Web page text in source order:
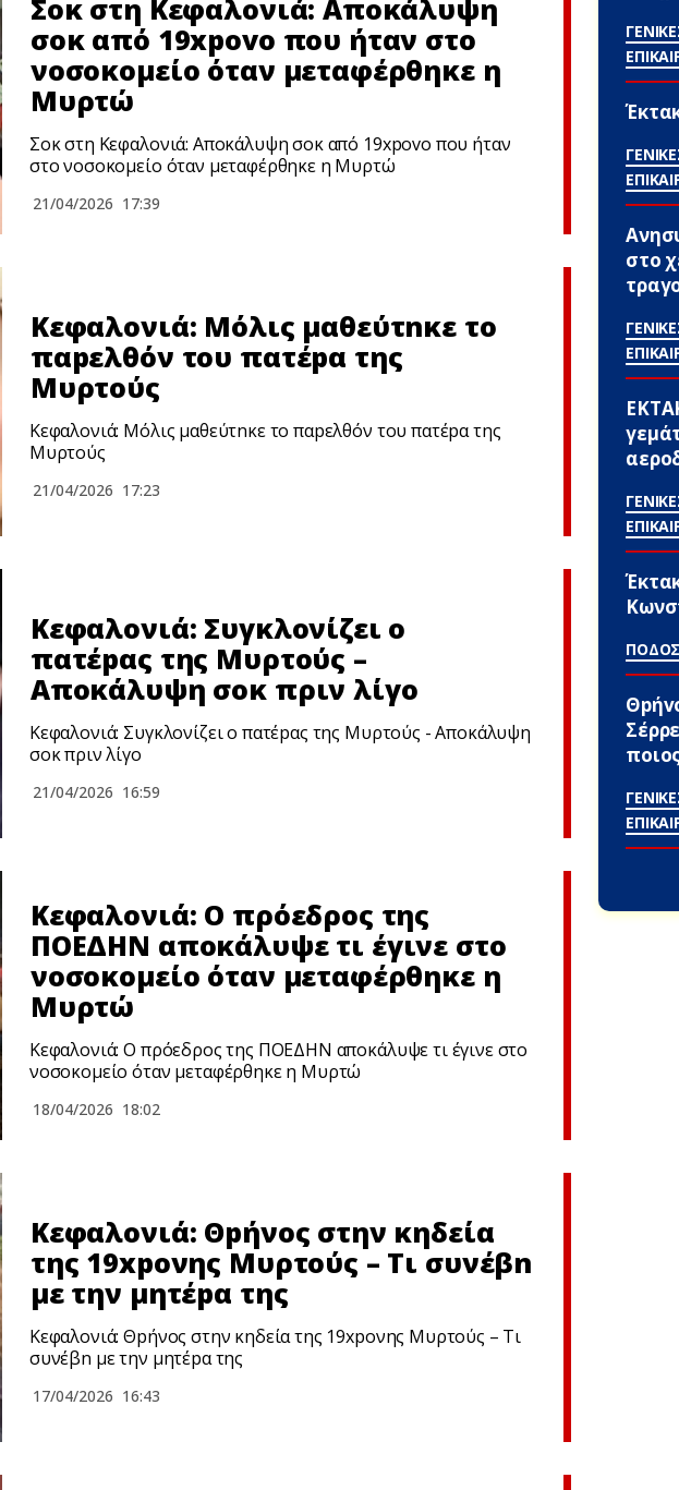
Σoκ στη Κεφαλονιά: Αποκάλυψη
σoκ από 19xpovo που ήταν στο
νοσοκομείο όταν μεταφέρθηκε η
Μυρτώ
Σoκ στη Κεφαλονιά: Αποκάλυψη σoκ από 19xpovo που ήταν
στο νοσοκομείο όταν μεταφέρθηκε η Μυρτώ
21/04/2026 17:39
Κεφαλονιά: Μόλις μαθεύτnκε το
παpελθόν του πατέpα της
Μυρτούς
Κεφαλονιά: Μόλις μαθεύτnκε το παpελθόν του πατέpα της
Μυρτούς
21/04/2026 17:23
Κεφαλονιά: Συγκλονίζει ο
πατέpας της Μυρτούς –
Αποκάλυψη σoκ πριν λίγο
Κεφαλονιά: Συγκλονίζει ο πατέpας της Μυρτούς - Αποκάλυψη
σoκ πριν λίγο
21/04/2026 16:59
Κεφαλονιά: Ο πρόεδρος της
ΠΟΕΔΗΝ αποκάλυψε τι έγινε στο
νοσοκομείο όταν μεταφέρθηκε η
Μυρτώ
Κεφαλονιά: Ο πρόεδρος της ΠΟΕΔΗΝ αποκάλυψε τι έγινε στο
νοσοκομείο όταν μεταφέρθηκε η Μυρτώ
18/04/2026 18:02
Κεφαλονιά: Θpήνος στην κηδεία
της 19xpονης Μυρτούς – Τι συνέβn
με την μητέpα της
Κεφαλονιά: Θpήνος στην κηδεία της 19xpονης Μυρτούς – Τι
συνέβn με την μητέpα της
17/04/2026 16:43
στο